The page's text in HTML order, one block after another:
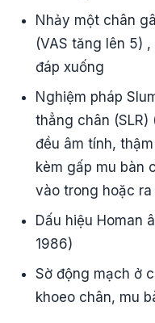
Nhảy một chân
(VAS tăng lên 5)
đáp xuống
Nghiệm pháp
thẳng chân (SLR)
đều âm tính,
kèm gấp mu bàn
vào trong hoặc
Dấu hiệu Homan
1986)
Sờ động mạch ở
khoeo chân, mu